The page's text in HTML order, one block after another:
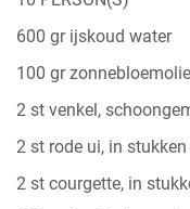
600 gr ijskoud water
100 gr zonnebloemolie
2 st venkel,
2 st rode ui, in
2 st courgette, in